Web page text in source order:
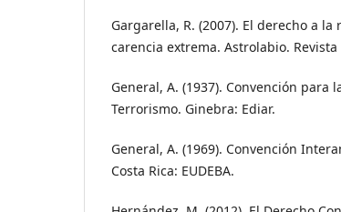
Gargarella, R. (2007). El derecho a
carencia extrema. Astrolabio.
General, A. (1937). Convención para
Terrorismo. Ginebra: Ediar.
General, A. (1969). Convención
Costa Rica: EUDEBA.